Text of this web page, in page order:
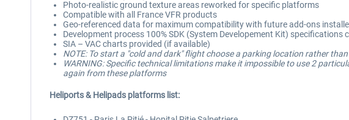
Photo-realistic ground texture areas reworked for specific platforms
Compatible with all France VFR products
Geo-referenced data for maximum compatibility with future add-ons
Development process 100% SDK (System Developement Kit)
SIA – VAC charts provided (if available)
NOTE: To start a "cold and dark" flight choose a parking location rather
WARNING: Specific technical limitations make it impossible to use 2
again from these platforms
Heliports & Helipads platforms list: